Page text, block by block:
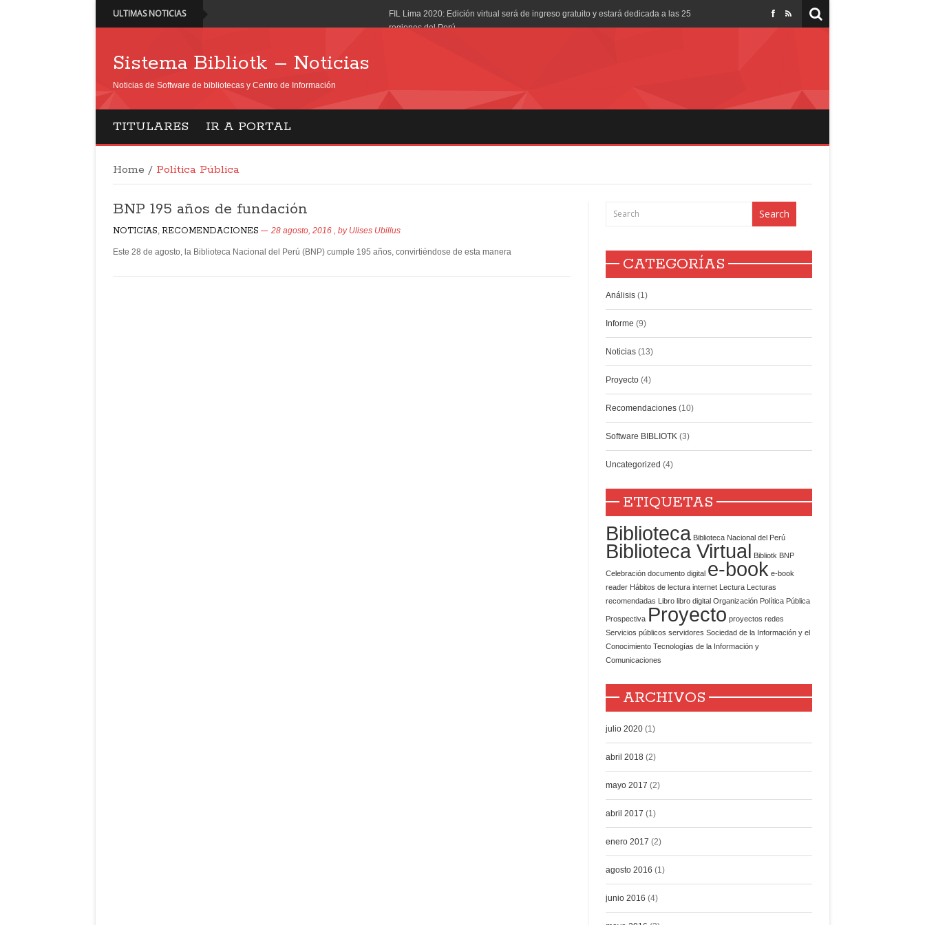
ULTIMAS NOTICIAS
FIL Lima 2020: Edición virtual será de ingreso gratuito y estará dedicada a las 25
regiones del Perú
¿Cómo se están transformado las bibliotecas para adaptarse a la era digital?
cómo se ubica América Latina?
Sistema Bibliotk – Noticias
Noticias de Software de bibliotecas y Centro de Información
TITULARES IR A PORTAL
Home / Política Pública
BNP 195 años de fundación
NOTICIAS, RECOMENDACIONES 28 agosto, 2016 , by Ulises Ubillus
Este 28 de agosto, la Biblioteca Nacional del Perú (BNP) cumple 195 años, convirtiéndose de esta manera
CATEGORÍAS
Análisis (1)
Informe (9)
Noticias (13)
Proyecto (4)
Recomendaciones (10)
Software BIBLIOTK (3)
Uncategorized (4)
ETIQUETAS
Biblioteca Biblioteca Nacional del Perú
Biblioteca Virtual Bibliotk BNP
Celebración documento digital e-book e-book
reader Hábitos de lectura internet Lectura Lecturas
recomendadas Libro libro digital Organización Política Pública
Prospectiva Proyecto proyectos redes
Servicios públicos servidores Sociedad de la Información y el
Conocimiento Tecnologías de la Información y
Comunicaciones
ARCHIVOS
julio 2020 (1)
abril 2018 (2)
mayo 2017 (2)
abril 2017 (1)
enero 2017 (2)
agosto 2016 (1)
junio 2016 (4)